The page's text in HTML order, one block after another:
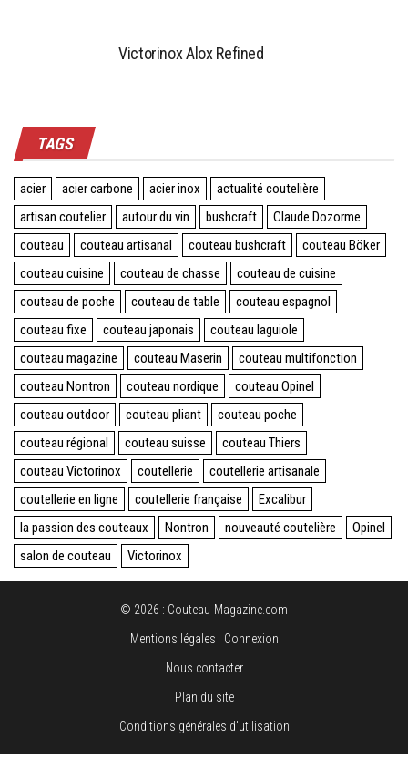
Victorinox Alox Refined
TAGS
acier acier carbone acier inox
actualité coutelière
artisan coutelier
autour du vin bushcraft
Claude Dozorme
couteau
couteau artisanal couteau bushcraft
couteau Böker
couteau cuisine
couteau de chasse
couteau de cuisine
couteau de poche
couteau de table
couteau espagnol
couteau fixe
couteau japonais
couteau laguiole
couteau magazine
couteau Maserin
couteau multifonction
couteau Nontron
couteau nordique
couteau Opinel
couteau outdoor
couteau pliant
couteau poche
couteau régional
couteau suisse
couteau Thiers
couteau Victorinox
coutellerie
coutellerie artisanale
coutellerie en ligne
coutellerie française
Excalibur
la passion des couteaux
Nontron nouveauté coutelière
Opinel
salon de couteau
Victorinox
© 2026 : Couteau-Magazine.com
Mentions légales
Connexion
Nous contacter
Plan du site
Conditions générales d'utilisation